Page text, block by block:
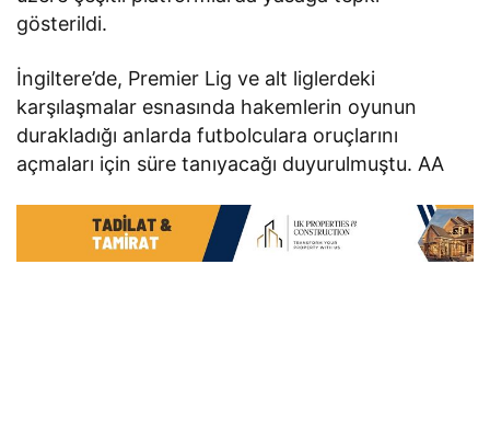
gösterildi.
İngiltere’de, Premier Lig ve alt liglerdeki
karşılaşmalar esnasında hakemlerin oyunun
durakladığı anlarda futbolculara oruçlarını
açmaları için süre tanıyacağı duyurulmuştu. AA